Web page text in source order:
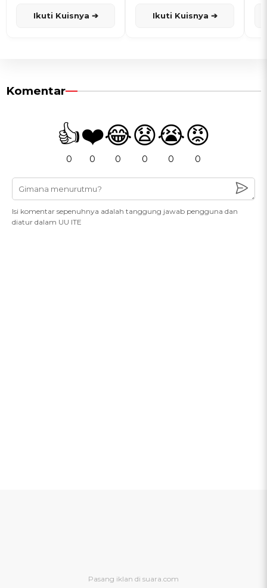
Ikuti Kuisnya ➔ Ikuti Kuisnya ➔
Komentar
👍
0
❤️
0
😂
0
😧
0
😭
0
😡
0
Isi komentar sepenuhnya adalah tanggung jawab pengguna dan
diatur dalam UU ITE